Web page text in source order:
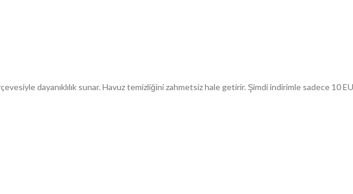
dayanıklılık sunar. Havuz temizliğini zahmetsiz hale getirir. Şimdi indirimle sadece 10